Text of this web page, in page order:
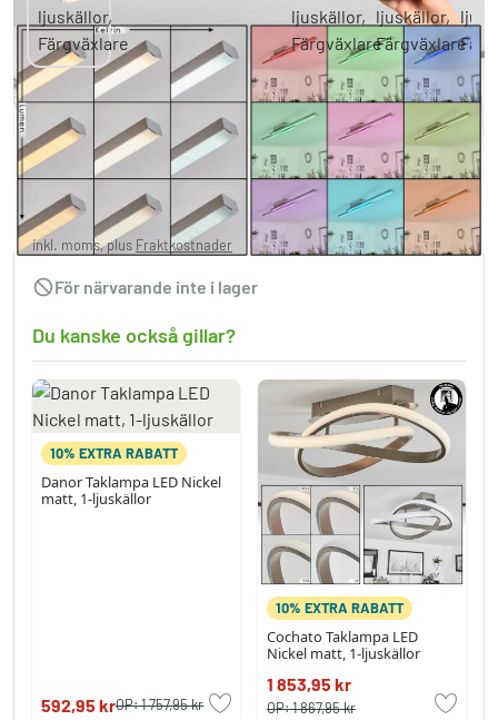
Tamizat Taklampa LED Nickel matt, 2-
ljuskällor, Färgväxlare
1 334,95 kr
inkl. moms, plus Fraktkostnader
För närvarande inte i lager
Du kanske också gillar?
10% EXTRA RABATT
Danor Taklampa LED Nickel
matt, 1-ljuskällor
592,95 krOP:1 757,95 kr
10% EXTRA RABATT
Cochato Taklampa LED
Nickel matt, 1-ljuskällor
1 853,95 kr
OP:1 867,95 kr